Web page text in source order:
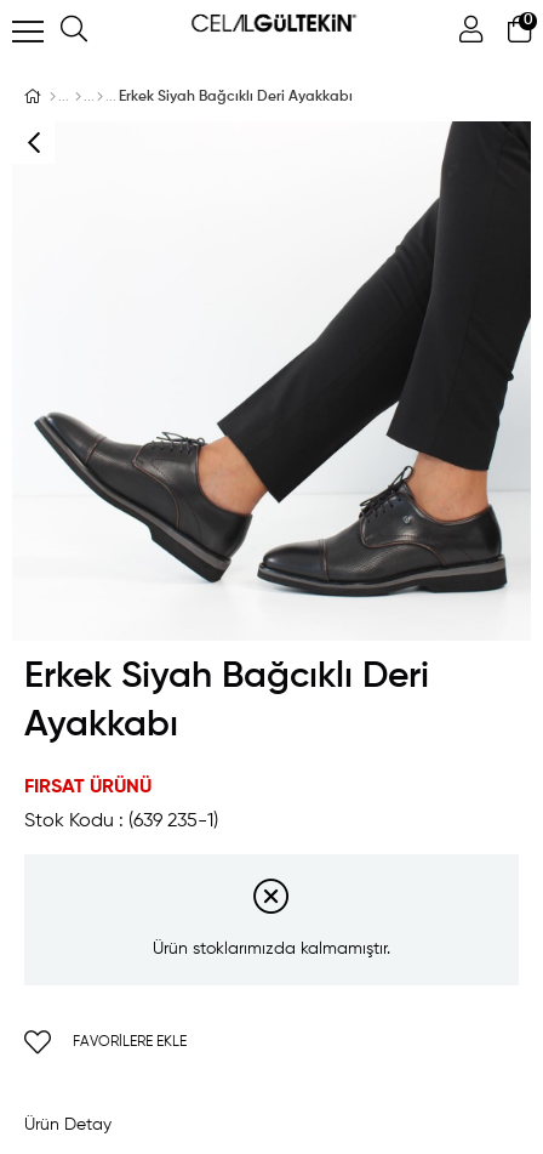
0
ÜYE GIRIŞI ÜYE OL Facebook İle Bağlan
Erkek Siyah Bağcıklı Deri Ayakkabı
Erkek Siyah Bağcıklı Deri
Ayakkabı
FIRSAT ÜRÜNÜ
Stok Kodu
(639 235-1)
Ürün stoklarımızda kalmamıştır.
FAVORILERE EKLE
Ürün Detay